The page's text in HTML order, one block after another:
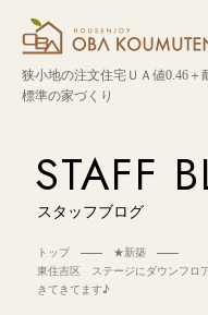
狭小地の注文住宅ＵＡ値0.46＋
標準の家づくり
STAFF
スタッフブログ
トップ
★新築
東住吉区 ステージにダウンフロ
きてきてます♪